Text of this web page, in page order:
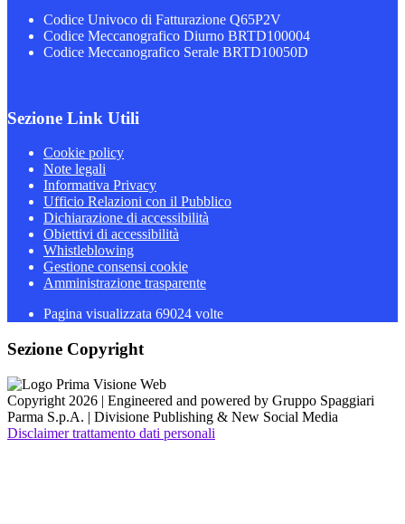
Codice Univoco di Fatturazione Q65P2V
Codice Meccanografico Diurno BRTD100004
Codice Meccanografico Serale BRTD10050D
Sezione Link Utili
Cookie policy
Note legali
Informativa Privacy
Ufficio Relazioni con il Pubblico
Dichiarazione di accessibilità
Obiettivi di accessibilità
Whistleblowing
Gestione consensi cookie
Amministrazione trasparente
Pagina visualizzata 69024 volte
Sezione Copyright
Copyright 2026 | Engineered and powered by Gruppo Spaggiari
Parma S.p.A. | Divisione Publishing & New Social Media
Disclaimer trattamento dati personali